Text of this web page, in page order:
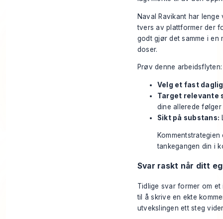
Naval Ravikant har
tvers av plattformer der
godt gjør det samme i en
doser.
Prøv denne arbeidsflyten:
Velg et fast
Target relevante
dine allerede følger
Sikt på substans:
tankegangen din i
Svar raskt når ditt
Tidlige svar former om
til å skrive en ekte
utvekslingen ett steg